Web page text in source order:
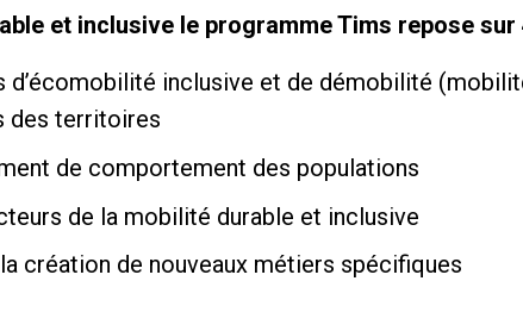
et inclusive le programme Tims repose sur
d’écomobilité inclusive et de démobilité
des territoires
de comportement des populations
de la mobilité durable et inclusive
création de nouveaux métiers spécifiques